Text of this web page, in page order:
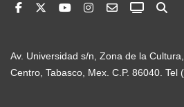
Av. Universidad s/n, Zona de la
Centro, Tabasco, Mex. C.P. 86040. Tel